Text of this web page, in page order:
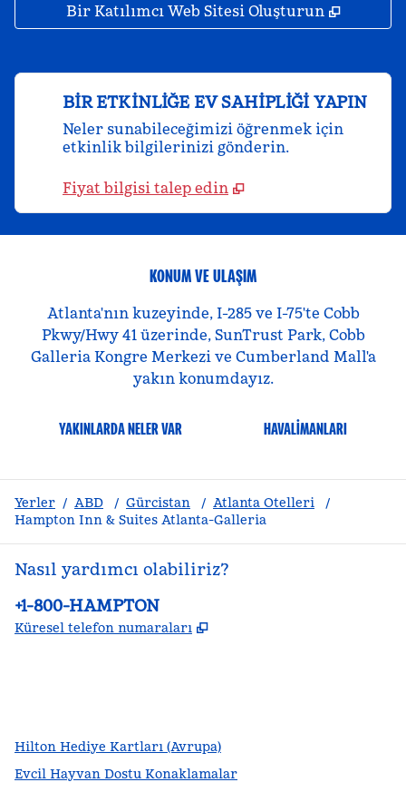
Bir Katılımcı Web Sitesi Oluşturun ,
BIR ETKINLIĞE EV SAHIPLIĞI YAPIN
Neler sunabileceğimizi öğrenmek için
etkinlik bilgilerinizi gönderin.
Fiyat bilgisi talep edin
KONUM VE ULAŞIM
Atlanta'nın kuzeyinde, I-285 ve I-75'te Cobb
Pkwy/Hwy 41 üzerinde, SunTrust Park, Cobb
Galleria Kongre Merkezi ve Cumberland Mall'a
yakın konumdayız.
YAKINLARDA NELER VAR HAVALIMANLARI
Yerler / ABD / Gürcistan / Atlanta Otelleri
/
Hampton Inn & Suites Atlanta-Galleria
Nasıl yardımcı olabiliriz?
Telefon:
+1-800-HAMPTON
Küresel telefon numaraları ,
Hilton Hediye Kartları (Avrupa)
Evcil Hayvan Dostu Konaklamalar